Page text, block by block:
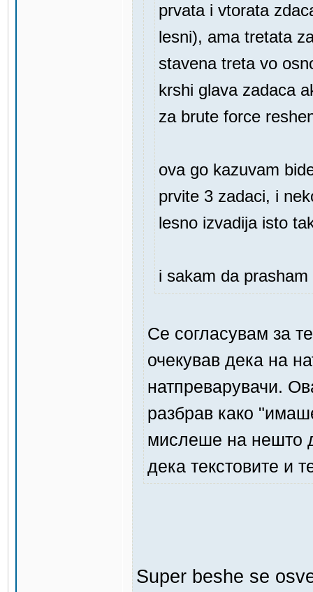
prvata i vtorata
lesni), ama tretata
stavena treta vo
krshi glava zadaca
za brute force
ova go kazuvam
prvite 3 zadaci, i
lesno izvadija isto
i sakam da
Се согласувам за
очекував дека на
натпреварувачи.
разбрав како
мислеше на нешто
дека текстовите и
Super beshe se